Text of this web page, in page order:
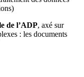
de l’ADP, axé sur
: les documents